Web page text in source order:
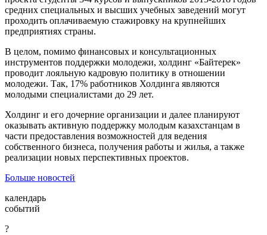
средних специальных и высших учебных заведений могут
проходить оплачиваемую стажировку на крупнейших
предприятиях страны.
В целом, помимо финансовых и консультационных
инструментов поддержки молодежи, холдинг «Байтерек»
проводит лояльную кадровую политику в отношении
молодежи. Так, 17% работников Холдинга являются
молодыми специалистами до 29 лет.
Холдинг и его дочерние организации и далее планируют
оказывать активную поддержку молодым казахстанцам в
части предоставления возможностей для ведения
собственного бизнеса, получения работы и жилья, а также
реализации новых перспективных проектов.
Больше новостей
календарь
событий
?